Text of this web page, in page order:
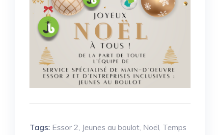
Tags: Essor 2, Jeunes au boulot, Noël, Temps